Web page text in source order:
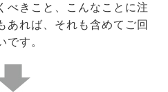
べきこと、こんなことに注
あれば、それも含めてご回
です。